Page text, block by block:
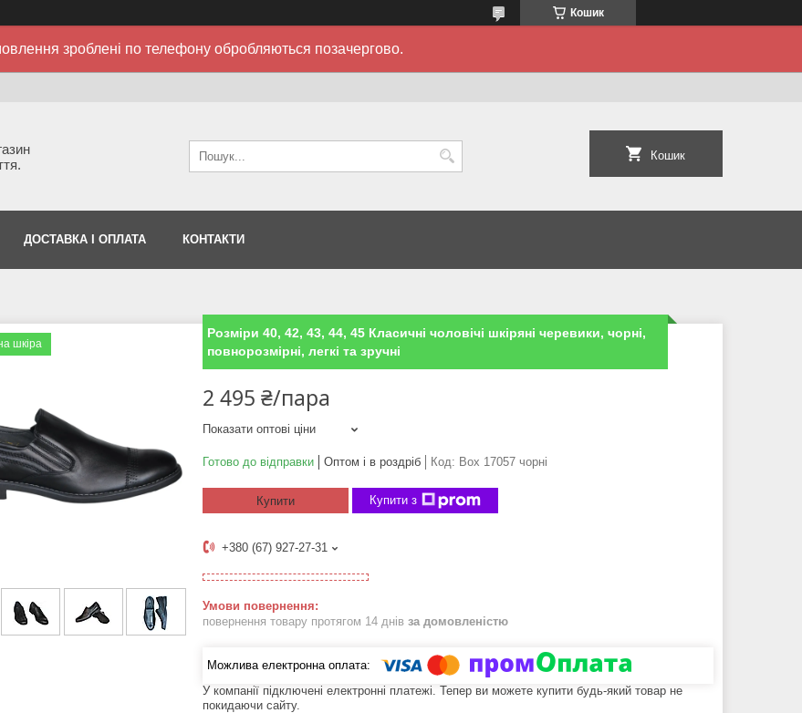
Кошик
зроблені по телефону обробляються позачергово.
Кошик
ДОСТАВКА І ОПЛАТА КОНТАКТИ
шкіра
Розміри 40, 42, 43, 44, 45 Класичні чоловічі шкіряні черевики, чорні,
повнорозмірні, легкі та зручні
2 495 ₴/пара
Показати оптові ціни
Готово до відправки Оптом і в роздріб Код: Box 17057 чорні
Купити Купити з
+380 (67) 927-27-31
повернення товару протягом 14 днів за домовленістю
У компанії підключені електронні платежі. Тепер ви можете купити будь-який товар не
покидаючи сайту.